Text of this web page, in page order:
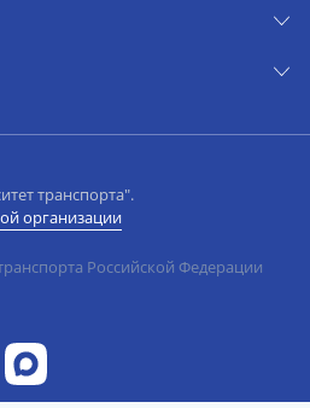
транспорта".
организации
Российской Федерации